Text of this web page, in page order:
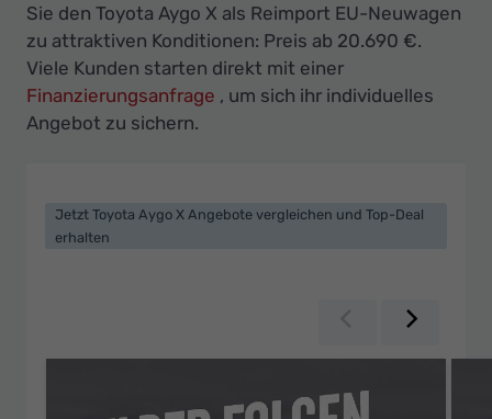
Sie den Toyota Aygo X als Reimport EU-Neuwagen
zu attraktiven Konditionen: Preis ab 20.690 €.
Viele Kunden starten direkt mit einer
Finanzierungsanfrage , um sich ihr individuelles
Angebot zu sichern.
Jetzt Toyota Aygo X Angebote vergleichen und Top-Deal
erhalten
Zurück